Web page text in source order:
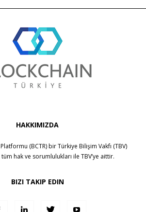
HAKKIMIZDA
(BCTR) birTürkiye Bilişim Vakfı (TBV)
hak ve sorumlulukları ile TBV’ye aittir.
BIZI TAKIP EDIN